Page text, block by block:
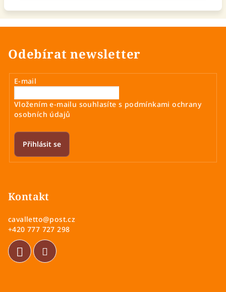
Odebírat newsletter
E-mail
Vložením e-mailu souhlasíte s podmínkami ochrany
osobních údajů
Přihlásit se
Kontakt
cavalletto@post.cz
+420 777 727 298